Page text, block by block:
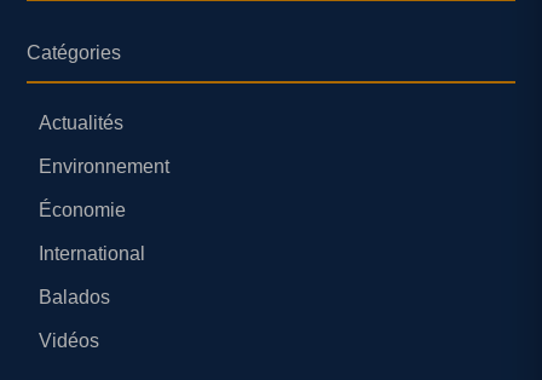
Catégories
Actualités
Environnement
Économie
International
Balados
Vidéos